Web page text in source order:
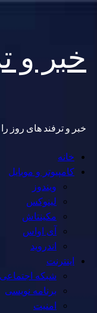
content
خبر و
خبر و ترفند های روز را
Primary
Menu
خانه
کامپیوتر و موبایل
ویندوز
لینوکس
مکینتاش
آی اواس
اندروید
اینترنت
شبکه اجتماعی
برنامه نویسی
امنیت